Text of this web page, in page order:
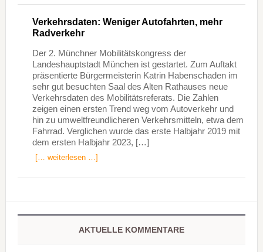
Verkehrsdaten: Weniger Autofahrten, mehr
Radverkehr
Der 2. Münchner Mobilitätskongress der
Landeshauptstadt München ist gestartet. Zum Auftakt
präsentierte Bürgermeisterin Katrin Habenschaden im
sehr gut besuchten Saal des Alten Rathauses neue
Verkehrsdaten des Mobilitätsreferats. Die Zahlen
zeigen einen ersten Trend weg vom Autoverkehr und
hin zu umweltfreundlicheren Verkehrsmitteln, etwa dem
Fahrrad. Verglichen wurde das erste Halbjahr 2019 mit
dem ersten Halbjahr 2023, […]
[… weiterlesen …]
AKTUELLE KOMMENTARE